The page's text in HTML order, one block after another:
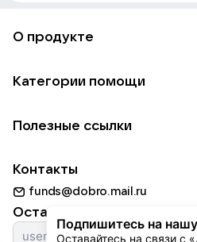
Подпишитесь на
Оставайтесь на связи с
О продукте
Использование материалов
Для НКО
Партнерам
Категории помощи
Пожилым
Животным
Природе
Полезные ссылки
Добрый день
Истории
Контакты
funds@dobro.mail.ru
Оставайтесь с нами